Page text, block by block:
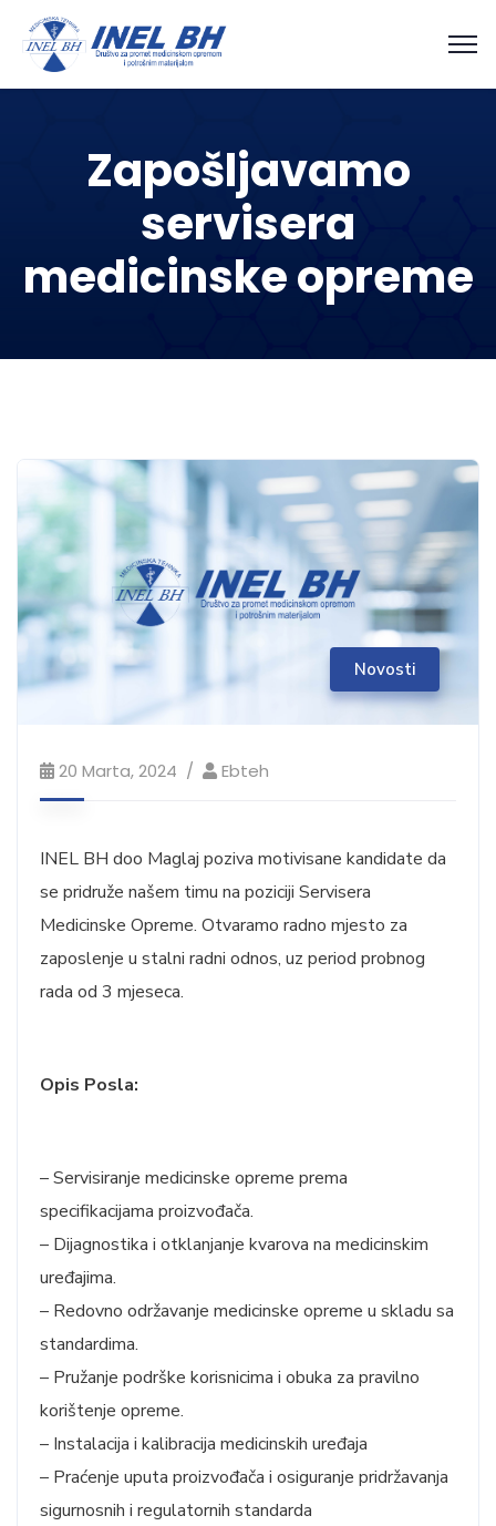
Zapošljavamo
servisera
medicinske opreme
Novosti
20 Marta, 2024 Ebteh
INEL BH doo Maglaj poziva motivisane kandidate da
se pridruže našem timu na poziciji Servisera
Medicinske Opreme. Otvaramo radno mjesto za
zaposlenje u stalni radni odnos, uz period probnog
rada od 3 mjeseca.
Opis Posla:
– Servisiranje medicinske opreme prema
specifikacijama proizvođača.
– Dijagnostika i otklanjanje kvarova na medicinskim
uređajima.
– Redovno održavanje medicinske opreme u skladu sa
standardima.
– Pružanje podrške korisnicima i obuka za pravilno
korištenje opreme.
– Instalacija i kalibracija medicinskih uređaja
– Praćenje uputa proizvođača i osiguranje pridržavanja
sigurnosnih i regulatornih standarda